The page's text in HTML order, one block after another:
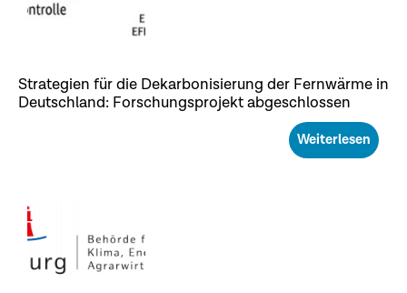
Strategien für die Dekarbonisierung der Fernwärme in
Deutschland: Forschungsprojekt abgeschlossen
Weiterlesen